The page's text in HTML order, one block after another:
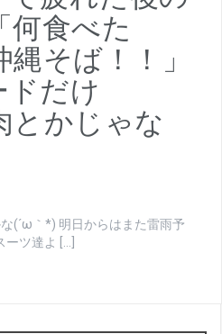
何食べた
そば！！」
だけ
とかじゃな
(´ω｀*) 明日からはまた雷雨予
ツ達よ […]